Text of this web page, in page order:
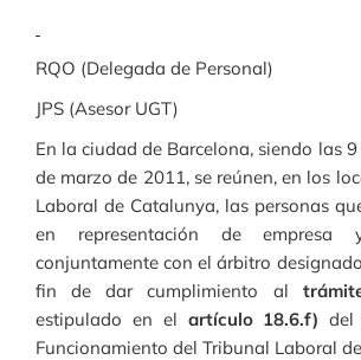
RQO (Delegada de Personal)
JPS (Asesor UGT)
En la ciudad de Barcelona, siendo las
de marzo de 2011, se reúnen, en los
Laboral de Catalunya, las personas
en representación de empresa
conjuntamente con el árbitro
fin de dar cumplimiento al
estipulado en el artículo 18.6.f) del
Funcionamiento del Tribunal Laboral